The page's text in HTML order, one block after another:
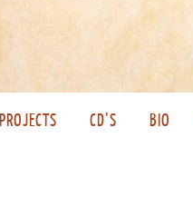
PROJECTS CD’S BIO